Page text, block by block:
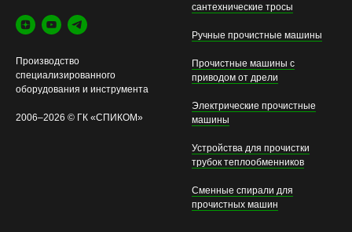
Производство
специализированного
оборудования и инструмента
2006–2026 © ГК «СПИКОМ»
сантехнические тросы
Ручные прочистные машины
Прочистные машины с
приводом от дрели
Электрические прочистные
машины
Устройства для прочистки
трубок теплообменников
Сменные спирали для
прочистных машин